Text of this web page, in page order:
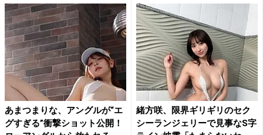
あまつまりな、アングルが“エ
グすぎる”衝撃ショット公開！
緒方咲、限界ギリギリのセク
シーランジェリーで見事なS字